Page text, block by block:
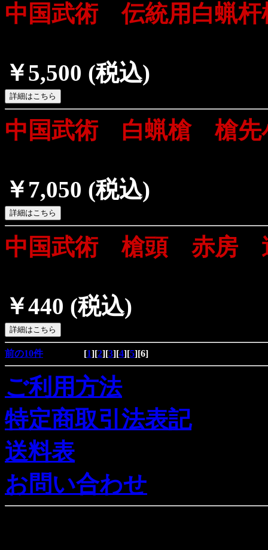
中国武術 伝統用白蝋
￥5,500 (税込)
中国武術 白蝋槍 槍
￥7,050 (税込)
中国武術 槍頭 赤房
￥440 (税込)
前の10件[1][2][3][4][5][6]
ご利用方法
特定商取引法表記
送料表
お問い合わせ